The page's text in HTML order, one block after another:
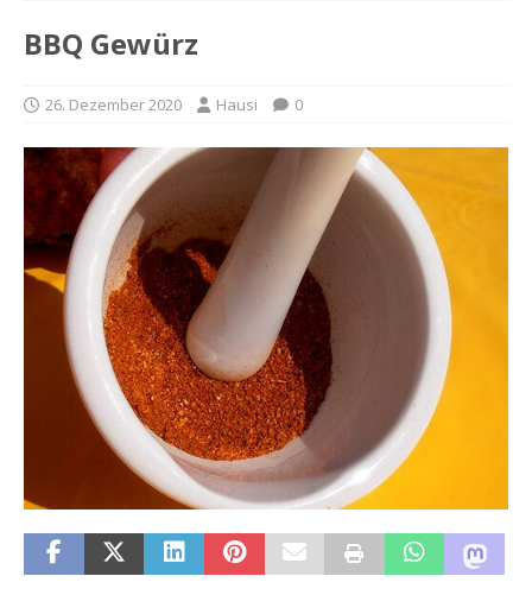
BBQ Gewürz
26. Dezember 2020 Hausi 0